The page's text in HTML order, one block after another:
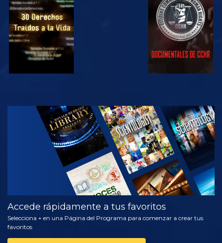
VE VE
VE
EXPLORA LAS
SERIES
Accede rápidamente a tus favoritos
Selecciona + en una Página del Programa para comenzar a crear tus
favoritos